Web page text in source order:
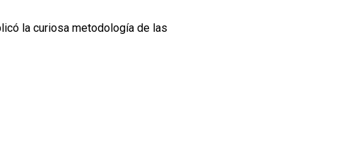
la curiosa metodología de las